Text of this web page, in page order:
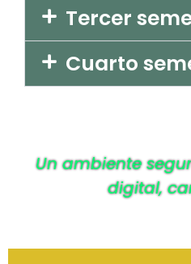
Tercer
Cuarto
Un ambiente
digital,